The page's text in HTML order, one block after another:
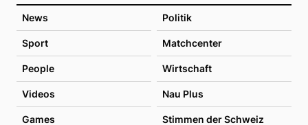
News Politik
Sport Matchcenter
People Wirtschaft
Videos Nau Plus
Games Stimmen der Schweiz